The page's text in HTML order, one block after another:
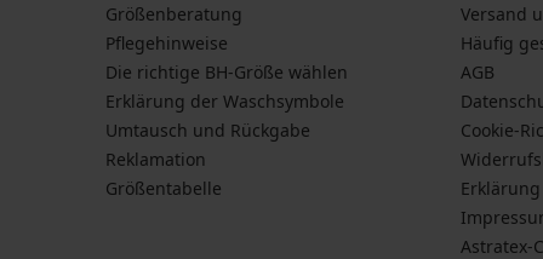
Größenberatung
Pflegehinweise
Die richtige BH-Größe wählen
Erklärung der Waschsymbole
Umtausch und Rückgabe
Reklamation
Größentabelle
Versand
Häufig
AGB
Cookie-
Astratex-